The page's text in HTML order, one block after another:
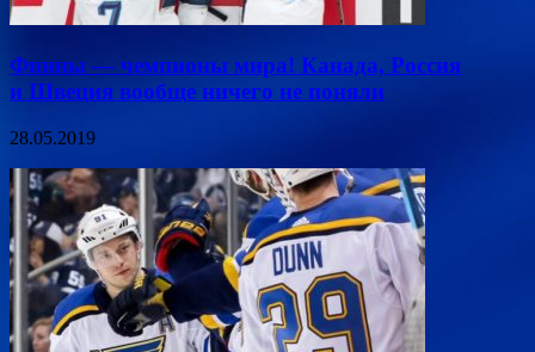
Финны — чемпионы мира! Канада, Россия
и Швеция вообще ничего не поняли
28.05.2019